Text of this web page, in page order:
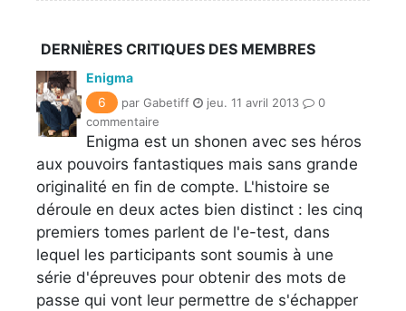
DERNIÈRES CRITIQUES DES MEMBRES
Enigma
6
par Gabetiff jeu. 11 avril 2013
0
commentaire
Enigma est un shonen avec ses héros
aux pouvoirs fantastiques mais sans grande
originalité en fin de compte. L'histoire se
déroule en deux actes bien distinct : les cinq
premiers tomes parlent de l'e-test, dans
lequel les participants sont soumis à une
série d'épreuves pour obtenir des mots de
passe qui vont leur permettre de s'échapper